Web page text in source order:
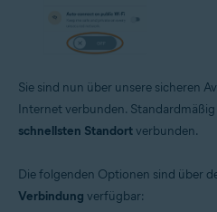
Sie sind nun über unsere sicheren
Internet verbunden.
schnellsten Standortverbunden.
Die folgenden Optionen sind über
Verbindung verfügbar: